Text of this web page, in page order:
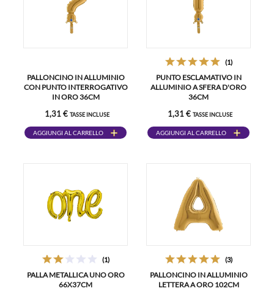
PALLONCINO IN ALLUMINIO
CON PUNTO INTERROGATIVO
IN ORO 36CM
1,31 € TASSE INCLUSE
AGGIUNGI AL CARRELLO
(1)
PUNTO ESCLAMATIVO IN
ALLUMINIO A SFERA D'ORO
36CM
1,31 € TASSE INCLUSE
AGGIUNGI AL CARRELLO
(1)
PALLA METALLICA UNO ORO
66X37CM
(3)
PALLONCINO IN ALLUMINIO
LETTERA A ORO 102CM